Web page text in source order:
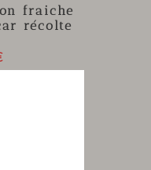
fraiche
récolte